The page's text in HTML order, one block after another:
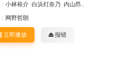
小林裕介 白浜灯奈乃 内山昂..
网野哲朗
立即播放 报错